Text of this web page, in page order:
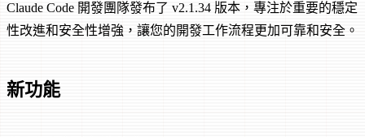
Claude Code 開發團隊發布了 v2.1.34 版本，專注於重要的穩定
性改進和安全性增強，讓您的開發工作流程更加可靠和安全。
新功能